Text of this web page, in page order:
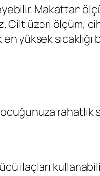
Makattan
Cilt üzeri ölçüm,
yüksek sıcaklığı
rahatlık
ilaçları